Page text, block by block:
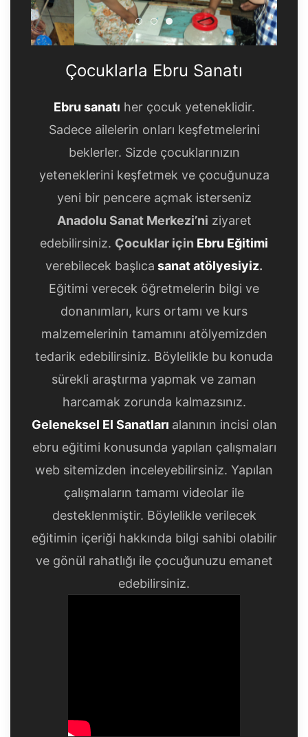
Çocuklarla Ebru Sanatı
Çocuklarla Ebru Sanatı
Çocuklarla Ebru Sanatı
Çocuklarla Ebru Sanatı
Ebru sanatı her çocuk yeteneklidir.
Sadece ailelerin onları keşfetmelerini
beklerler. Sizde çocuklarınızın
yeteneklerini keşfetmek ve çocuğunuza
yeni bir pencere açmak isterseniz
Anadolu Sanat Merkezi’ni ziyaret
edebilirsiniz. Çocuklar için Ebru Eğitimi
verebilecek başlıca sanat atölyesiyiz.
Eğitimi verecek öğretmelerin bilgi ve
donanımları, kurs ortamı ve kurs
malzemelerinin tamamını atölyemizden
tedarik edebilirsiniz. Böylelikle bu konuda
sürekli araştırma yapmak ve zaman
harcamak zorunda kalmazsınız.
Geleneksel El Sanatları alanının incisi olan
ebru eğitimi konusunda yapılan çalışmaları
web sitemizden inceleyebilirsiniz. Yapılan
çalışmaların tamamı videolar ile
desteklenmiştir. Böylelikle verilecek
eğitimin içeriği hakkında bilgi sahibi olabilir
ve gönül rahatlığı ile çocuğunuzu emanet
edebilirsiniz.